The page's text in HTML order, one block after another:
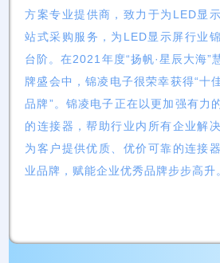
方案专业提供商，致力于为LED显
站式采购服务，为LED显示屏行业
台阶。在2021年度“扬帆·星辰大海”
牌盛会中，锦凌电子很荣幸获得“十
品牌”。锦凌电子正在以更加强有力
的连接器，帮助行业内所有企业解
为客户提供优质、优价可靠的连接
业品牌，赋能企业优秀品牌步步高升